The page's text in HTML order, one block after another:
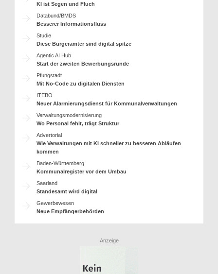
KI ist Segen und Fluch
Databund/BMDS
Besserer Informationsfluss
Studie
Diese Bürgerämter sind digital spitze
Agentic AI Hub
Start der zweiten Bewerbungsrunde
Pfungstadt
Mit No-Code zu digitalen Diensten
ITEBO
Neuer Alarmierungsdienst für Kommunalverwaltungen
Verwaltungsmodernisierung
Wo Personal fehlt, trägt Struktur
Advertorial
Wie Verwaltungen mit KI schneller zu besseren Abläufen
kommen
Baden-Württemberg
Kommunalregister vor dem Umbau
Saarland
Standesamt wird digital
Gewerbewesen
Neue Empfängerbehörden
Anzeige